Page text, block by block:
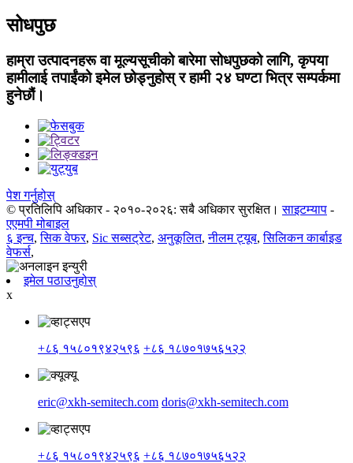
सोधपुछ
हाम्रा उत्पादनहरू वा मूल्यसूचीको बारेमा सोधपुछको लागि, कृपया
हामीलाई तपाईंको इमेल छोड्नुहोस् र हामी २४ घण्टा भित्र सम्पर्कमा
हुनेछौं।
पेश गर्नुहोस्
© प्रतिलिपि अधिकार - २०१०-२०२६: सबै अधिकार सुरक्षित। साइटम्याप -
एएमपी मोबाइल
६ इन्च,सिक वेफर, Sic सब्सट्रेट, अनुकूलित,नीलम ट्यूब,सिलिकन कार्बाइड
वेफर्स,
इमेल पठाउनुहोस्
x
+८६ १५८०१९४२५९६ +८६ १८७०१७५६५२२
eric@xkh-semitech.com doris@xkh-semitech.com
+८६ १५८०१९४२५९६ +८६ १८७०१७५६५२२